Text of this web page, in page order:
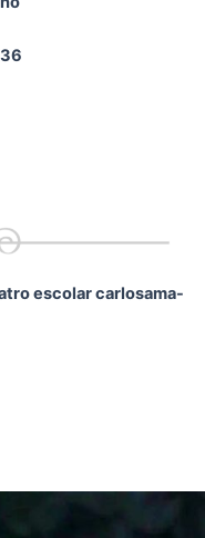
escolar carlosama-